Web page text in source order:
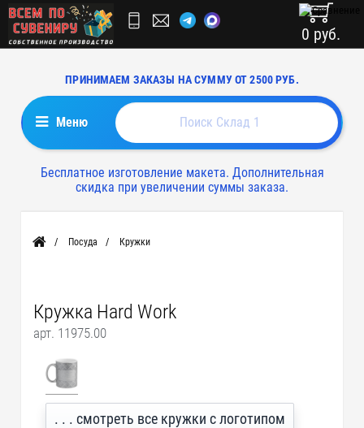
ПРИНИМАЕМ ЗАКАЗЫ НА СУММУ ОТ 2500 РУБ.
0 руб.
Меню
Бесплатное изготовление макета. Дополнительная
скидка при увеличении суммы заказа.
Главная Посуда Кружки
Кружка Hard Work
арт. 11975.00
. . . смотреть все кружки с логотипом